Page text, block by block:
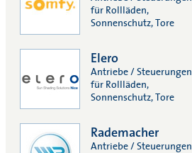
für Rollläden,
Sonnenschutz, Tore
Elero
Antriebe / Steuerungen
für Rollläden,
Sonnenschutz, Tore
Rademacher
Antriebe / Steuerungen